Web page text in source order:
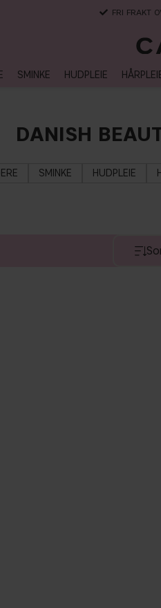
FRI FRAKT
SMINKE HUDPLEIE
DANISH
SMINKE HUDPLEIE